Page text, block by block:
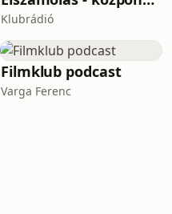
Klubrádió
Filmklub podcast
Varga Ferenc